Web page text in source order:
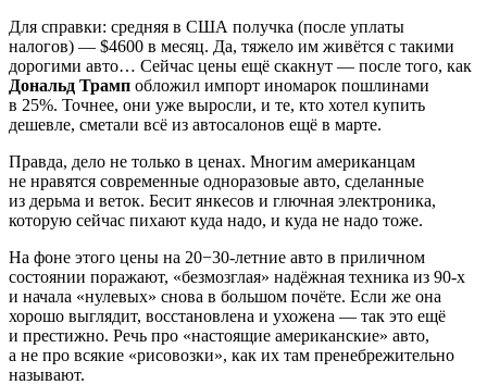
Для справки: средняя в США получка (после уплаты
налогов) — $4600 в месяц. Да, тяжело им живётся с такими
дорогими авто… Сейчас цены ещё скакнут — после того, как
Дональд Трамп обложил импорт иномарок пошлинами
в 25%. Точнее, они уже выросли, и те, кто хотел купить
дешевле, сметали всё из автосалонов ещё в марте.
Правда, дело не только в ценах. Многим американцам
не нравятся современные одноразовые авто, сделанные
из дерьма и веток. Бесит янкесов и глючная электроника,
которую сейчас пихают куда надо, и куда не надо тоже.
На фоне этого цены на 20−30-летние авто в приличном
состоянии поражают, «безмозглая» надёжная техника из 90-х
и начала «нулевых» снова в большом почёте. Если же она
хорошо выглядит, восстановлена и ухожена — так это ещё
и престижно. Речь про «настоящие американские» авто,
а не про всякие «рисовозки», как их там пренебрежительно
называют.